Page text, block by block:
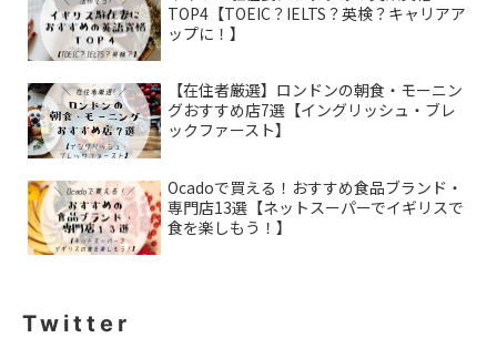
TOP4【TOEIC？IELTS？英検？キャリアア
ップに！】
【在住者厳選】ロンドンの朝食・モーニン
グおすすめ店7選【イングリッシュ・ブレ
ックファースト】
Ocadoで買える！おすすめ食品ブランド・
専門店13選【ネットスーパーでイギリスで
食を楽しもう！】
Twitter